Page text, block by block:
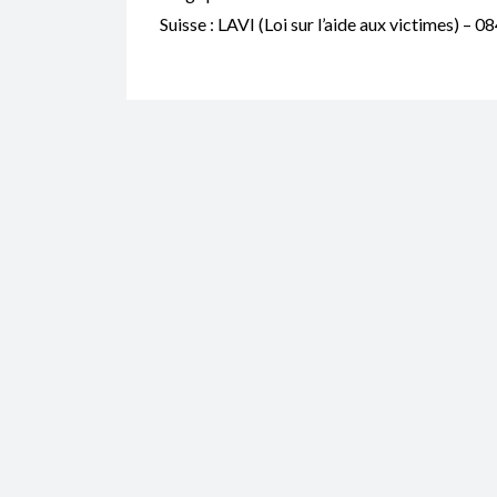
Suisse : LAVI (Loi sur l’aide aux victimes) –